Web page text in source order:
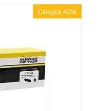
Скидка 42%